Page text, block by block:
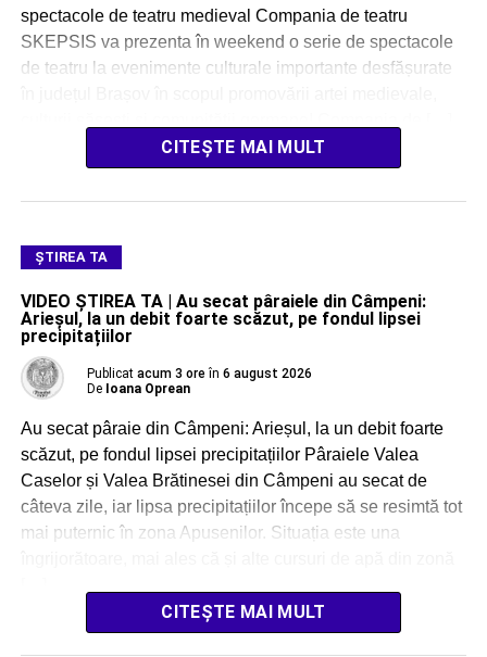
spectacole de teatru medieval Compania de teatru
SKEPSIS va prezenta în weekend o serie de spectacole
de teatru la evenimente culturale importante desfășurate
CITEȘTE MAI MULT
ŞTIREA TA
VIDEO ȘTIREA TA | Au secat pâraiele din Câmpeni:
Arieșul, la un debit foarte scăzut, pe fondul lipsei
precipitațiilor
Publicat acum 3 ore în 6 august 2026
De Ioana Oprean
Au secat pâraie din Câmpeni: Arieșul, la un debit foarte
scăzut, pe fondul lipsei precipitațiilor Pâraiele Valea
Caselor și Valea Brătinesei din Câmpeni au secat de
câteva zile, iar lipsa precipitațiilor începe să se resimtă tot
mai puternic în zona Apusenilor. Situația este una
CITEȘTE MAI MULT